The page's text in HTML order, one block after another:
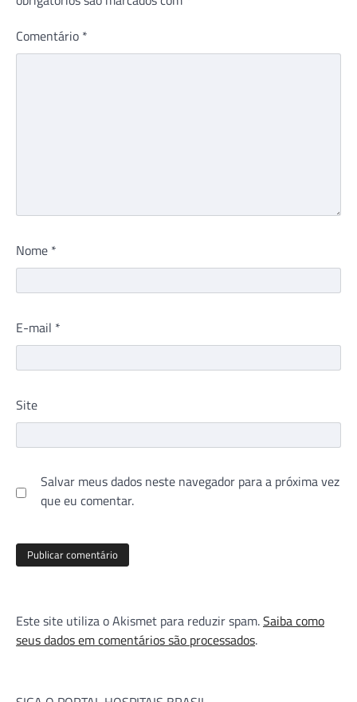
Comentário *
Nome *
E-mail *
Site
Salvar meus dados neste navegador para a próxima vez
que eu comentar.
Este site utiliza o Akismet para reduzir spam.Saiba como
seus dados em comentários são processados.